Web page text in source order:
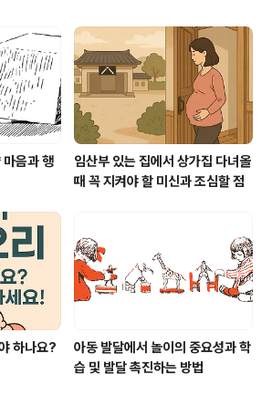
야기해 줄래?"라며 다정하게
고 솔직하게 이유를 말할 거예
정확히 파악하기아이가 학원
수 있어요.공부가 어렵거나 재
음과 행
임산부 있는 집에서 상가집 다녀올
때 꼭 지켜야 할 미신과 조심할 점
하나요?
아동 발달에서 놀이의 중요성과 학
습 및 발달 촉진하는 방법